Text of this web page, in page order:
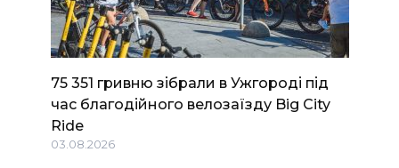
75 351 гривню зібрали в Ужгороді під
час благодійного велозаїзду Big Сity
Ride
03.08.2026